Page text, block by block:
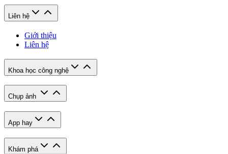
Liên hệ
Giới thiệu
Liên hệ
Khoa học công nghệ
Chụp ảnh
App hay
Khám phá